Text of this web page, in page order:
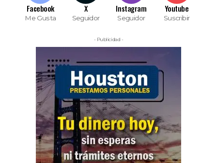
Facebook
Me Gusta
X
Seguidor
Instagram
Seguidor
Youtube
Suscribir
- Publicidad -